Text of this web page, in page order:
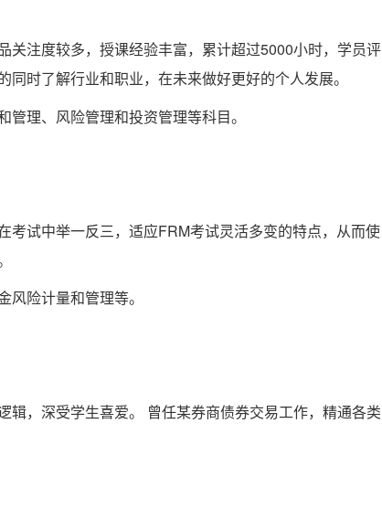
注度较多，授课经验丰富，累计超过5000小时，学员评
时了解行业和职业，在未来做好更好的个人发展。
理、风险管理和投资管理等科目。
考试中举一反三，适应FRM考试灵活多变的特点，从而使
险计量和管理等。
，深受学生喜爱。 曾任某券商债券交易工作，精通各类